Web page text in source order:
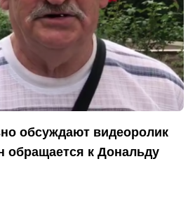
обсуждают видеоролик
обращается к Дональду